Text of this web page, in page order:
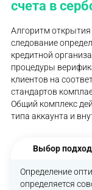
счета в
Алгоритм
следование
кредитной
процедуры
клиентов на
стандартов
Общий комплекс
типа аккаунта и
Выбор
Определение
определяется